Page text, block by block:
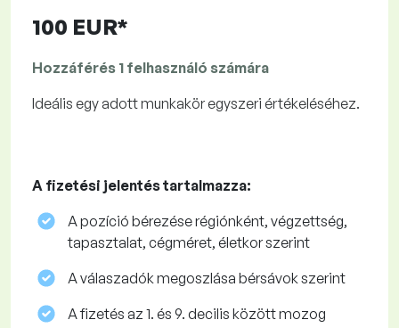
100 EUR*
Hozzáférés 1 felhasználó számára
Ideális egy adott munkakör egyszeri értékeléséhez.
A fizetési jelentés tartalmazza:
A pozíció bérezése régiónként, végzettség,
tapasztalat, cégméret, életkor szerint
A válaszadók megoszlása ​​bérsávok szerint
A fizetés az 1. és 9. decilis között mozog